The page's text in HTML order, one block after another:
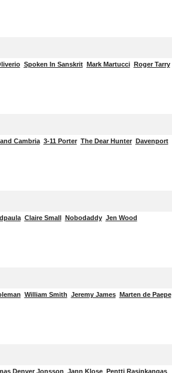
Spoken In Sanskrit Mark Martucci Roger Tarry
Cambria 3-11 Porter The Dear Hunter Davenport
Claire Small Nobodaddy Jen Wood
William Smith Jeremy James Marten de Paepe
Denver Jonsson Jann Klose Pentti Rasinkangas